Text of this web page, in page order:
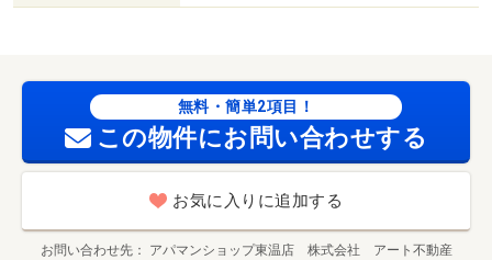
無料・簡単2項目！
この物件にお問い合わせする
お気に入りに追加する
お問い合わせ先 アパマンショップ東温店 株式会社 アート不動産